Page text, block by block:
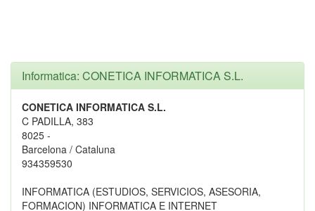
Informatica: CONETICA INFORMATICA S.L.
CONETICA INFORMATICA S.L.
C PADILLA, 383
8025 -
Barcelona / Cataluna
934359530
INFORMATICA (ESTUDIOS, SERVICIOS, ASESORIA,
FORMACION) INFORMATICA E INTERNET